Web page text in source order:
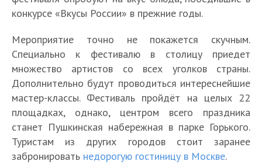
конкурсе «Вкусы России» в прежние годы.
Мероприятие точно не покажется скучным.
Специально к фестивалю в столицу приедет
множество артистов со всех уголков страны.
Дополнительно будут проводиться интереснейшие
мастер-классы. Фестиваль пройдёт на целых 22
площадках, однако, центром всего праздника
станет Пушкинская набережная в парке Горького.
Туристам из других городов стоит заранее
забронировать недорогую гостиницу в Москве.